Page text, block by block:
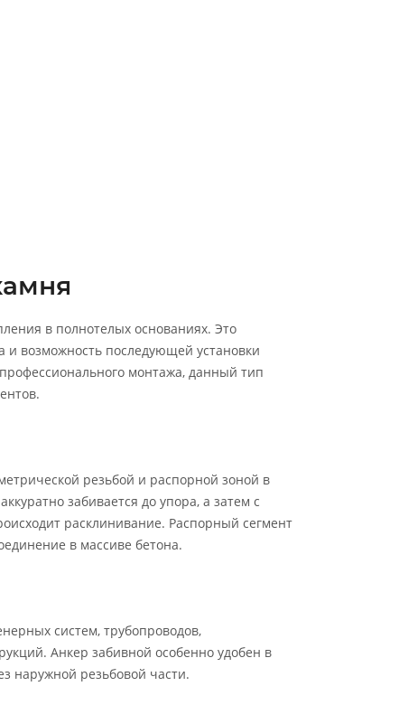
в полнотелых основаниях. Это
и возможность последующей установки
монтажа, данный тип
резьбой и распорной зоной в
забивается до упора, а затем с
расклинивание. Распорный сегмент
в массиве бетона.
систем, трубопроводов,
Анкер забивной особенно удобен в
наружной резьбовой части.